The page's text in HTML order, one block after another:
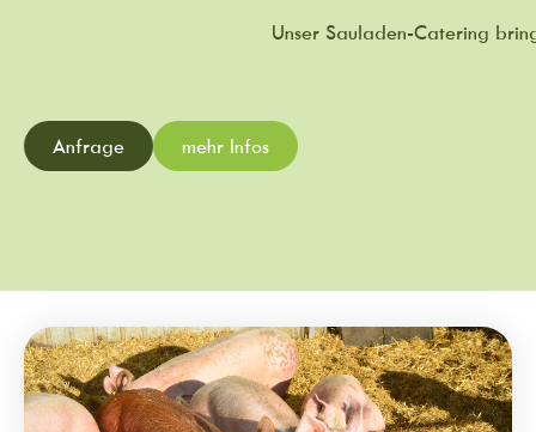
Unser Sauladen-Catering
Anfrage mehr Infos